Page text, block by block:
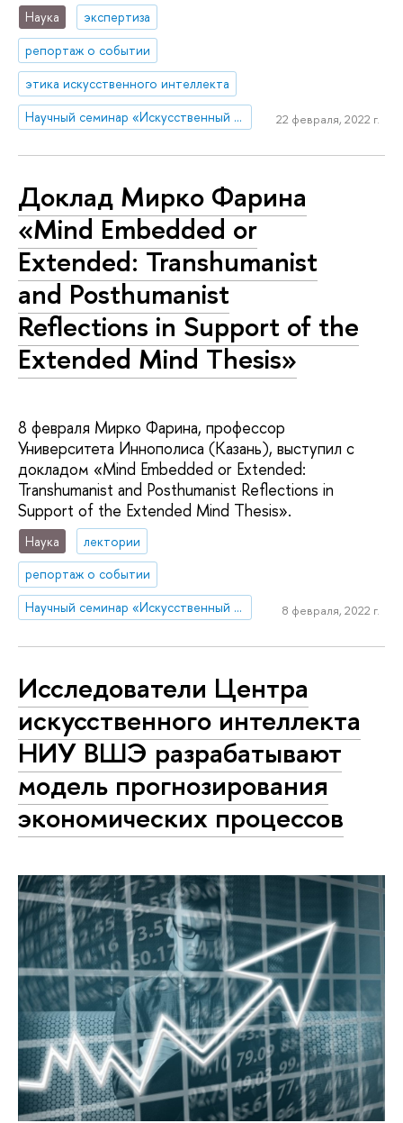
Наука
экспертиза
репортаж о событии
этика искусственного интеллекта
Научный семинар «Искусственный интеллект в мире людей: гуманистические, этические и правовые аспекты развития цифровых технологий»
22 февраля, 2022 г.
Доклад Мирко Фарина
«Mind Embedded or
Extended: Transhumanist
and Posthumanist
Reflections in Support of the
Extended Mind Thesis»
8 февраля Мирко Фарина, профессор
Университета Иннополиса (Казань), выступил с
докладом «Mind Embedded or Extended:
Transhumanist and Posthumanist Reflections in
Support of the Extended Mind Thesis».
Наука
лектории
репортаж о событии
Научный семинар «Искусственный интеллект в мире людей: гуманистические, этические и правовые аспекты развития цифровых технологий»
8 февраля, 2022 г.
Исследователи Центра
искусственного интеллекта
НИУ ВШЭ разрабатывают
модель прогнозирования
экономических процессов